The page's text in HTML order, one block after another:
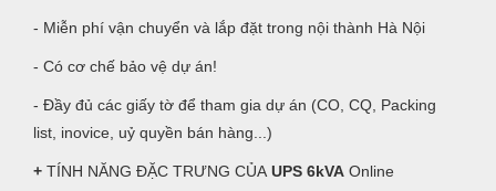
- Miễn phí vận chuyển và lắp đặt trong nội thành Hà Nội
- Có cơ chế bảo vệ dự án!
- Đầy đủ các giấy tờ để tham gia dự án (CO, CQ, Packing
list, inovice, uỷ quyền bán hàng...)
+ TÍNH NĂNG ĐẶC TRƯNG CỦA UPS 6kVA Online